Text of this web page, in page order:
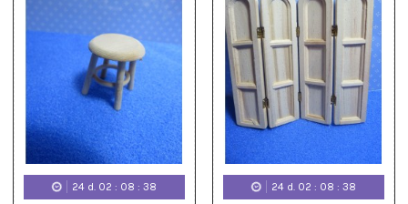
24 d. 02 : 08 :37 24 d. 02 : 08 :37